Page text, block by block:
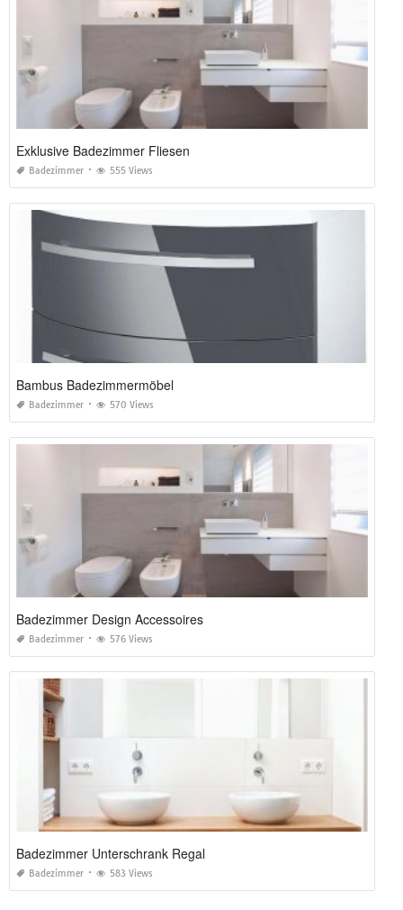
Exklusive Badezimmer Fliesen
Badezimmer 555 Views
Bambus Badezimmermöbel
Badezimmer 570 Views
Badezimmer Design Accessoires
Badezimmer 576 Views
Badezimmer Unterschrank Regal
Badezimmer 583 Views